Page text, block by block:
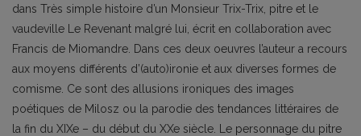
dans Très simple histoire d’un Monsieur Trix-Trix, pitre et le
vaudeville Le Revenant malgré lui, écrit en collaboration avec
Francis de Miomandre. Dans ces deux oeuvres l’auteur a recours
aux moyens différents d’(auto)ironie et aux diverses formes de
comisme. Ce sont des allusions ironiques des images
poétiques de Milosz ou la parodie des tendances littéraires de
la fin du XIXe – du début du XXe siècle. Le personnage du pitre